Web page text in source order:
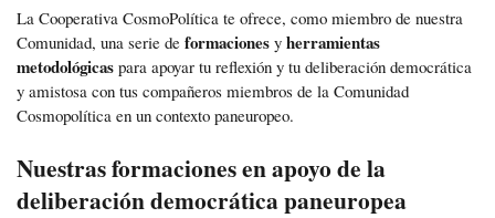
La Cooperativa CosmoPolítica te ofrece, como miembro de nuestra
Comunidad, una serie de formaciones y herramientas
metodológicas para apoyar tu reflexión y tu deliberación democrática
y amistosa con tus compañeros miembros de la Comunidad
Cosmopolítica en un contexto paneuropeo.
Nuestras formaciones en apoyo de la
deliberación democrática paneuropea